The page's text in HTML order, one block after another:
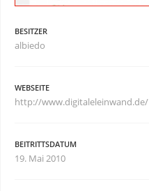
BESITZER
albiedo
WEBSEITE
http://www.digitaleleinwand.de/
BEITRITTSDATUM
19. Mai 2010